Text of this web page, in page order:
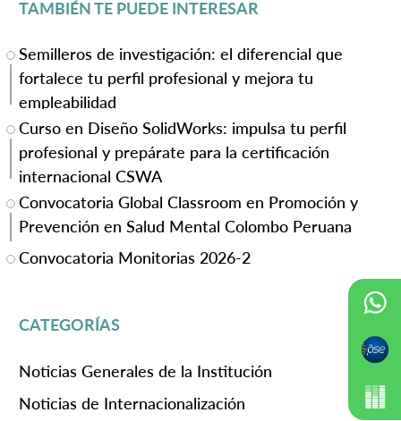
TAMBIÉN TE PUEDE INTERESAR
Semilleros de investigación: el diferencial que
fortalece tu perfil profesional y mejora tu
empleabilidad
Curso en Diseño SolidWorks: impulsa tu perfil
profesional y prepárate para la certificación
internacional CSWA
Convocatoria Global Classroom en Promoción y
Prevención en Salud Mental Colombo Peruana
Convocatoria Monitorias 2026-2
CATEGORÍAS
Noticias Generales de la Institución
Noticias de Internacionalización